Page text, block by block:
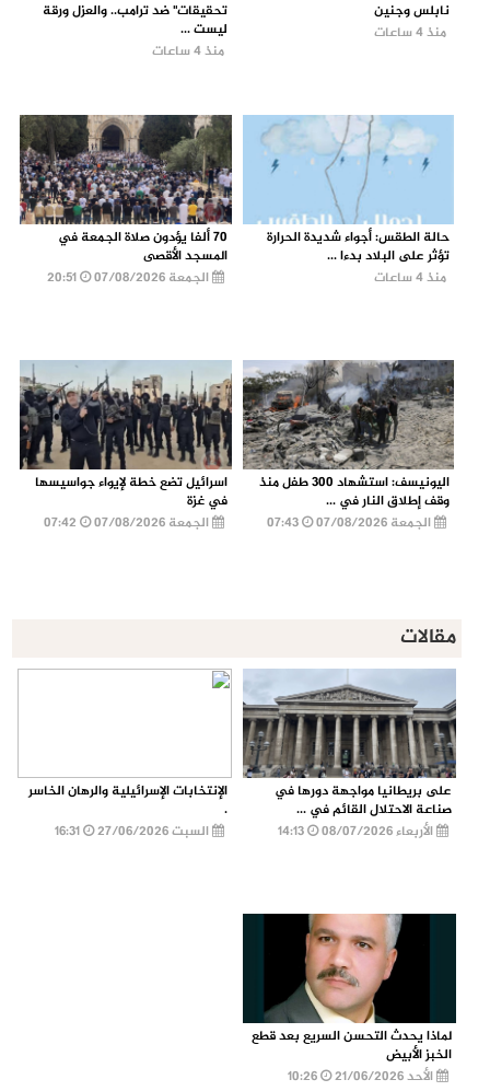
نابلس وجنين
منذ 4 ساعات
تحقيقات" ضد ترامب.. والعزل ورقة
ليست ...
منذ 4 ساعات
حالة الطقس: أجواء شديدة الحرارة
تؤثر على البلاد بدءا ...
منذ 4 ساعات
70 ألفا يؤدون صلاة الجمعة في
المسجد الأقصى
الجمعة 07/08/2026
20:51
اليونيسف: استشهاد 300 طفل منذ
وقف إطلاق النار في ...
الجمعة 07/08/2026
اسرائيل تضع خطة لإيواء جواسيسها
في غزة
الجمعة 07/08/2026
مقالات
على بريطانيا مواجهة دورها في
صناعة الاحتلال القائم في ...
الأربعاء 08/07/2026
الإنتخابات الإسرائيلية والرهان الخاسر
.
السبت 27/06/2026
16:31
لماذا يحدث التحسن السريع بعد قطع
الخبز الأبيض
الأحد 21/06/2026